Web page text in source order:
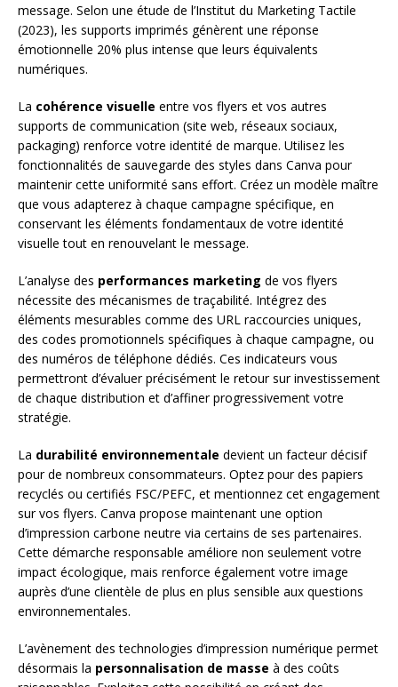
message. Selon une étude de l’Institut du Marketing Tactile
(2023), les supports imprimés génèrent une réponse
émotionnelle 20% plus intense que leurs équivalents
numériques.
La cohérence visuelle entre vos flyers et vos autres
supports de communication (site web, réseaux sociaux,
packaging) renforce votre identité de marque. Utilisez les
fonctionnalités de sauvegarde des styles dans Canva pour
maintenir cette uniformité sans effort. Créez un modèle maître
que vous adapterez à chaque campagne spécifique, en
conservant les éléments fondamentaux de votre identité
visuelle tout en renouvelant le message.
L’analyse des performances marketing de vos flyers
nécessite des mécanismes de traçabilité. Intégrez des
éléments mesurables comme des URL raccourcies uniques,
des codes promotionnels spécifiques à chaque campagne, ou
des numéros de téléphone dédiés. Ces indicateurs vous
permettront d’évaluer précisément le retour sur investissement
de chaque distribution et d’affiner progressivement votre
stratégie.
La durabilité environnementale devient un facteur décisif
pour de nombreux consommateurs. Optez pour des papiers
recyclés ou certifiés FSC/PEFC, et mentionnez cet engagement
sur vos flyers. Canva propose maintenant une option
d’impression carbone neutre via certains de ses partenaires.
Cette démarche responsable améliore non seulement votre
impact écologique, mais renforce également votre image
auprès d’une clientèle de plus en plus sensible aux questions
environnementales.
L’avènement des technologies d’impression numérique permet
désormais la personnalisation de masse à des coûts